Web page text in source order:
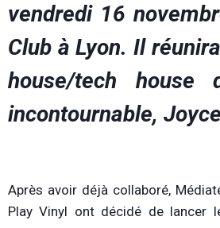
vendredi 16
Club à Lyon. Il
house/tech house
incontournable,
Après avoir déjà collaboré,
Play Vinyl ont décidé de lancer